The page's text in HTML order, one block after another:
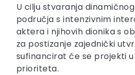
U cilju stvaranja
područja s intenzivnim
aktera i njihovih dionika s
za postizanje zajednički
sufinancirat će se projekti
prioriteta.